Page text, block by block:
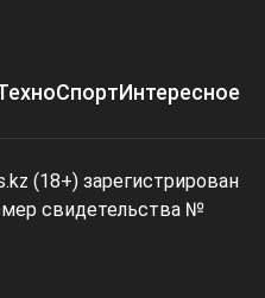
СпортИнтересное
(18+) зарегистрирован
свидетельства №